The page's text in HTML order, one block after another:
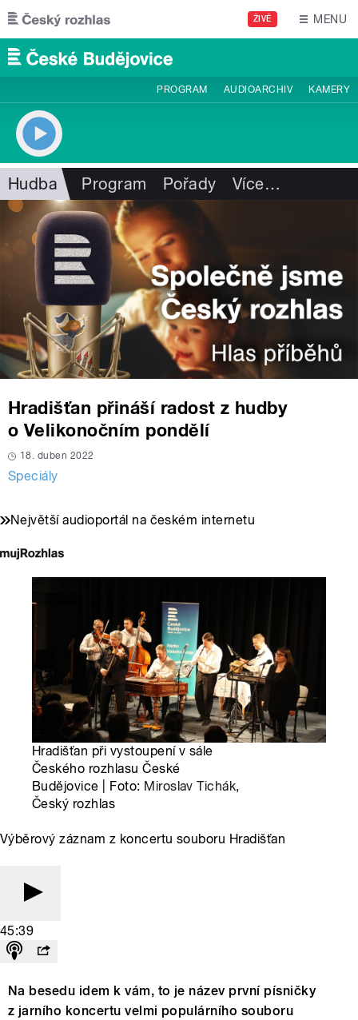
Přejít k hlavnímu obsahu
ŽIVĚ MENU
PROGRAM AUDIOARCHIV KAMERY
Hudba Program Pořady Více…
Hradišťan přináší radost z hudby
o Velikonočním pondělí
18. duben 2022
Speciály
Největší audioportál na českém internetu
Hradišťan při vystoupení v sále
Českého rozhlasu České
Budějovice | Foto: Miroslav Tichák,
Český rozhlas
Výběrový záznam z koncertu souboru Hradišťan
45:39
Na besedu idem k vám, to je název první písničky
z jarního koncertu velmi populárního souboru